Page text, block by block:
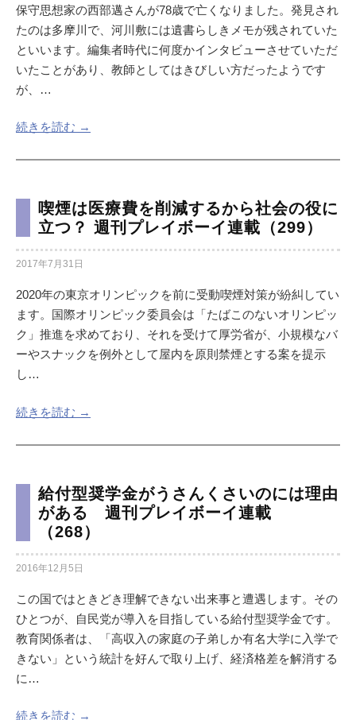
保守思想家の西部邁さんが78歳で亡くなりました。発見され
たのは多摩川で、河川敷には遺書らしきメモが残されていた
といいます。編集者時代に何度かインタビューさせていただ
いたことがあり、教師としてはきびしい方だったようです
が、…
続きを読む →
喫煙は医療費を削減するから社会の役に
立つ？ 週刊プレイボーイ連載（299）
2017年7月31日
2020年の東京オリンピックを前に受動喫煙対策が紛糾してい
ます。国際オリンピック委員会は「たばこのないオリンピッ
ク」推進を求めており、それを受けて厚労省が、小規模なバ
ーやスナックを例外として屋内を原則禁煙とする案を提示
し…
続きを読む →
給付型奨学金がうさんくさいのには理由
がある 週刊プレイボーイ連載
（268）
2016年12月5日
この国ではときどき理解できない出来事と遭遇します。その
ひとつが、自民党が導入を目指している給付型奨学金です。
教育関係者は、「高収入の家庭の子弟しか有名大学に入学で
きない」という統計を好んで取り上げ、経済格差を解消する
に…
続きを読む →